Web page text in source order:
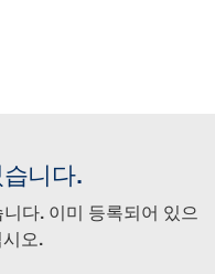
Pharma
니다.
다. 이미 등록되어 있으
오.